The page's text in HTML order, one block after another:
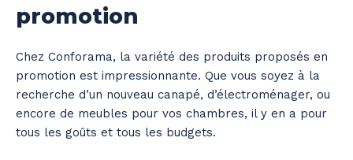
promotion
Chez Conforama, la variété des produits proposés en
promotion est impressionnante. Que vous soyez à la
recherche d’un nouveau canapé, d’électroménager, ou
encore de meubles pour vos chambres, il y en a pour
tous les goûts et tous les budgets.